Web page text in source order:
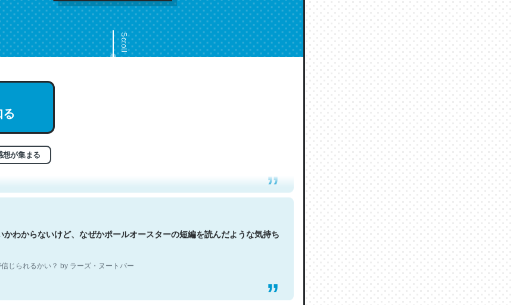
Scroll
る
想が集まる
はとてもクレバーなんだろうなと凄く思う。英語少しでも読める人は原文
はこの流れ好き。Let’s Fucking Go. Then Covid hit. Shit.
じられるかい？ by ラーズ・ヌートバー
かわからないけど、なぜかポールオースターの短編を読んだような気持ち
じられるかい？ by ラーズ・ヌートバー